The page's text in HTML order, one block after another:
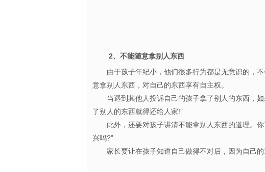
2、不能随意拿别人东西
由于孩子年纪小，他们很多行为都是无意识的，
意拿别人东西，对自己的东西享有自主权。
当遇到其他人投诉自己的孩子拿了别人的东西，如
了别人的东西就得还给人家!”
此外，还要对孩子讲清不能拿别人东西的道理。你
兴吗?”
家长要让在孩子知道自己做得不对后，因为自己的